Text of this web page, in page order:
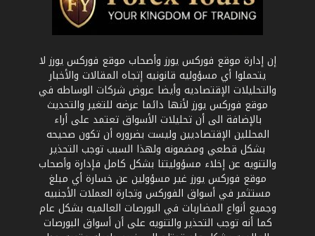
إن إدارة موقع فوركس يورز وأصحاب موقع فوركس يورز لا
يتحملوا أي مسؤوليه قانونيه إتجاه المقالات والأخبار
والتحليلات الإقتصاديه وأيضا عروض شركات الوساطه في
موقع فوركس يورز لأنها دائما عرضه للتغير والتحديث
بالإضافة الى أن تحليلات الأسواق تعتمد على أراء
المحللين الإقتصاديين وليست بضروره أن تكون صحيحه
بشكل قطعي ومضمونه ولهذا السبب توجب التحذير
والتنويه عن إخلاء مسؤوليتنا بشكل كامل فإدارة وأصحاب
موقع فوركس يورز غير مسؤولين عن خسارة أي مبلغ
مستثمر في أسواق الفوركس وتجارة العملات الأجنبيه
وجميع أنواع المضاربات في البورصات العالميه بشكل عام
كما أنه توجب التحذير والتنويه على أن أسواق البورصات